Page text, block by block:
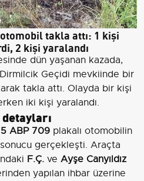
takla attı: 1 kişi
2 kişi yaralandı
dün yaşanan kazada,
Geçidi mevkiinde bir
takla attı. Olayda bir kişi
iki kişi yaralandı.
detayları
ABP 709 plakalı otomobilin
gerçekleşti. Araçta
F.Ç. ve Ayşe Canyıldız
yapılan ihbar üzerine